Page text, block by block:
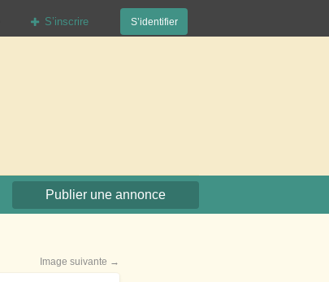
S’inscrire S’identifier
Publier une annonce
Image suivante →